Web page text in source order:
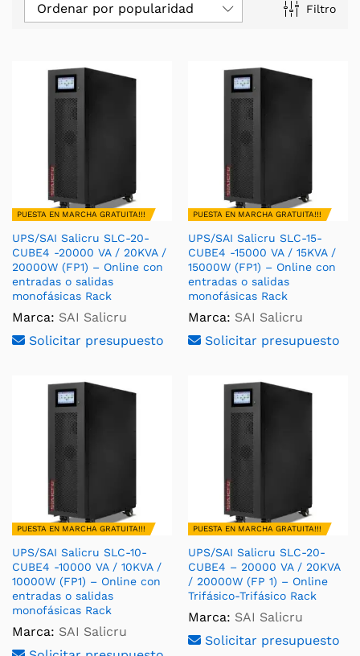
Filtro
Ordenar por popularidad
PUESTA EN MARCHA GRATUITA!!!
UPS/SAI Salicru SLC-20-
CUBE4 -20000 VA / 20KVA /
20000W (FP1) – Online con
entradas o salidas
monofásicas Rack
Marca: SAI Salicru
Solicitar presupuesto
PUESTA EN MARCHA GRATUITA!!!
UPS/SAI Salicru SLC-15-
CUBE4 -15000 VA / 15KVA /
15000W (FP1) – Online con
entradas o salidas
monofásicas Rack
Marca: SAI Salicru
Solicitar presupuesto
PUESTA EN MARCHA GRATUITA!!!
UPS/SAI Salicru SLC-10-
CUBE4 -10000 VA / 10KVA /
10000W (FP1) – Online con
entradas o salidas
monofásicas Rack
Marca: SAI Salicru
PUESTA EN MARCHA GRATUITA!!!
UPS/SAI Salicru SLC-20-
CUBE4 – 20000 VA / 20KVA
/ 20000W (FP 1) – Online
Trifásico-Trifásico Rack
Marca: SAI Salicru
Solicitar presupuesto